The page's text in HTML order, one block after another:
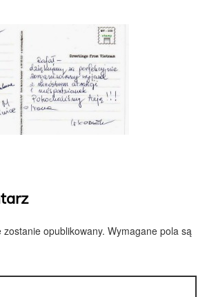
opublikowany. Wymagane pola są